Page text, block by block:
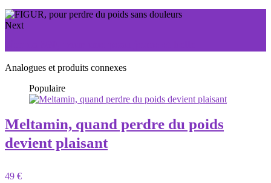
Next
Analogues et produits connexes
Populaire
Meltamin, quand perdre du poids
devient plaisant
49 €